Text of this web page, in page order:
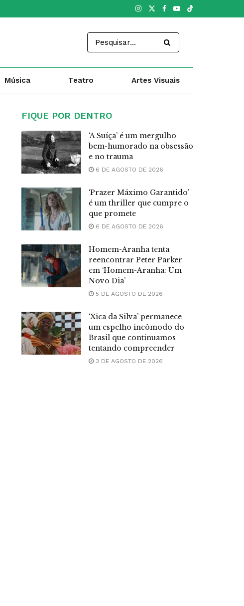
Música Teatro Artes Visuais
FIQUE POR DENTRO
‘A Suíça’ é um mergulho
bem-humorado na obsessão
e no trauma
6 DE AGOSTO DE 2026
‘Prazer Máximo Garantido’
é um thriller que cumpre o
que promete
6 DE AGOSTO DE 2026
Homem-Aranha tenta
reencontrar Peter Parker
em ‘Homem-Aranha: Um
Novo Dia’
5 DE AGOSTO DE 2026
‘Xica da Silva’ permanece
um espelho incômodo do
Brasil que continuamos
tentando compreender
3 DE AGOSTO DE 2026